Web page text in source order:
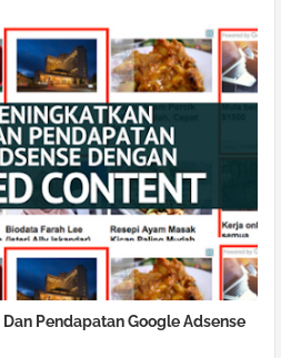
Pendapatan Google Adsense